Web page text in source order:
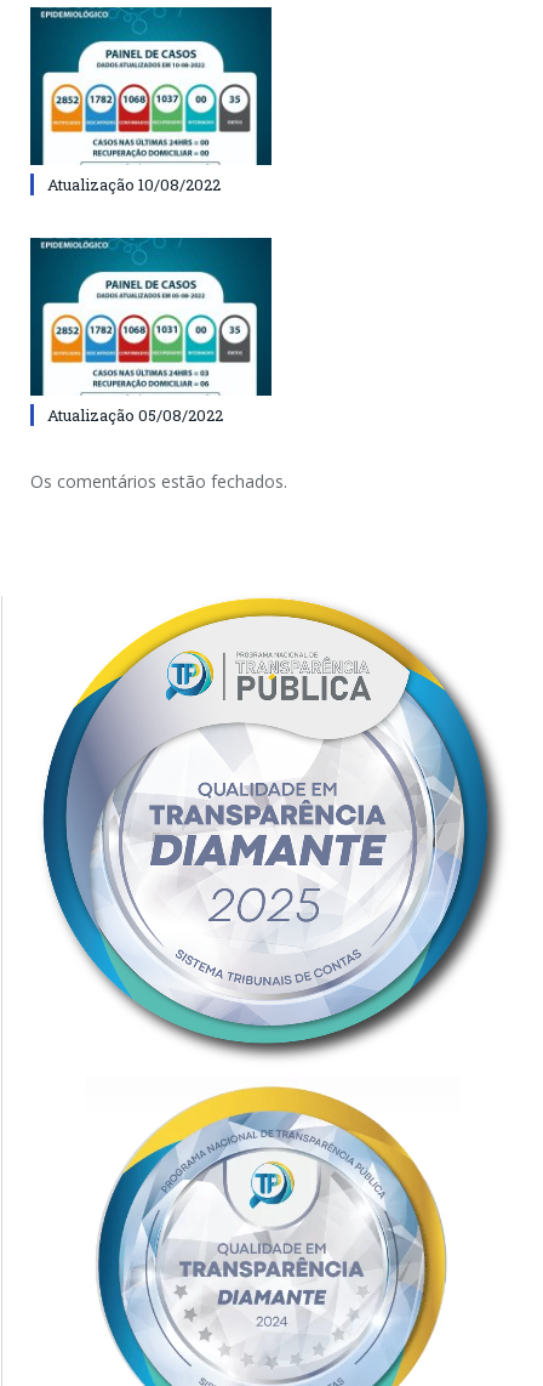
Atualização 10/08/2022
Atualização 05/08/2022
Os comentários estão fechados.